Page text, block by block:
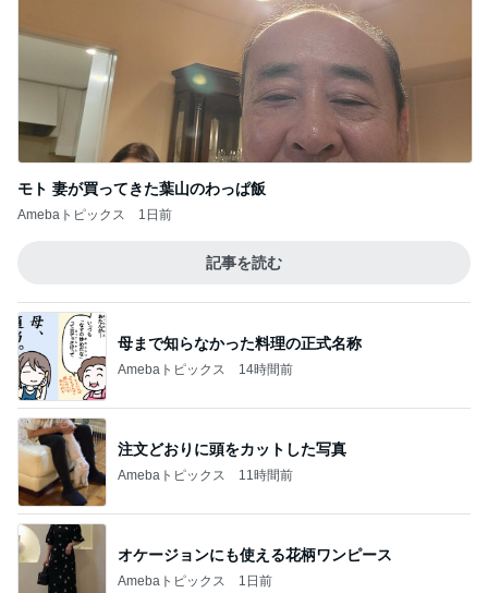
モト 妻が買ってきた葉山のわっぱ飯
Amebaトピックス 1日前
記事を読む
母まで知らなかった料理の正式名称
Amebaトピックス 14時間前
注文どおりに頭をカットした写真
Amebaトピックス 11時間前
オケージョンにも使える花柄ワンピース
Amebaトピックス 1日前